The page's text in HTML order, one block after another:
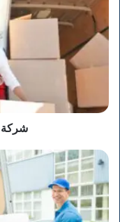
الاثاث
في
الرياض
شركة
شركة
نقل
الأثاث
في
المدينة